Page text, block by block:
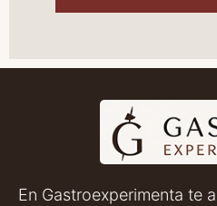
En Gastroexperimenta te